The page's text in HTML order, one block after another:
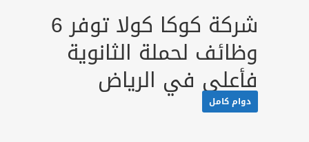
شركة كوكا كولا توفر 6
وظائف لحملة الثانوية
فأعلي في الرياض
دوام كامل